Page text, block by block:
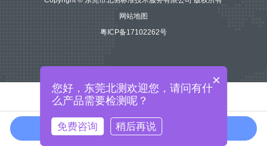
网站地图
粤ICP备17102262号
×
您好，东莞北测欢迎您，请问有什
么产品需要检测呢？
免费咨询 稍后再说
免费咨询